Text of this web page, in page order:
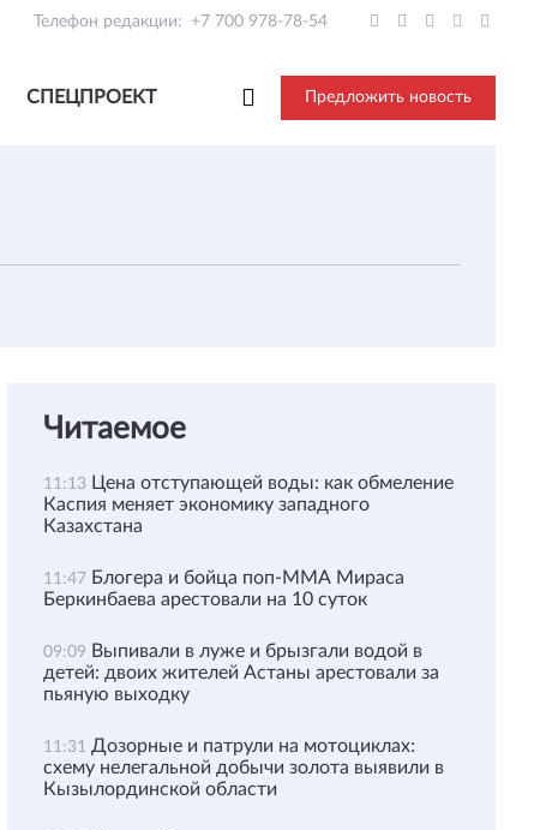
Телефон редакции: +7 700 978-78-54
СПЕЦПРОЕКТ Предложить новость
Читаемое
11:13 Цена отступающей воды: как обмеление
Каспия меняет экономику западного
Казахстана
11:47 Блогера и бойца поп-ММА Мираса
Беркинбаева арестовали на 10 суток
09:09 Выпивали в луже и брызгали водой в
детей: двоих жителей Астаны арестовали за
пьяную выходку
11:31 Дозорные и патрули на мотоциклах:
схему нелегальной добычи золота выявили в
Кызылординской области